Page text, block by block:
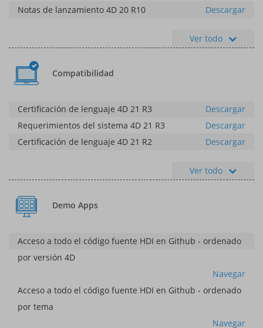
Notas de lanzamiento 4D 20 R10
Descargar
Ver todo
Compatibilidad
Certificación de lenguaje 4D 21 R3
Descargar
Requerimientos del sistema 4D 21 R3
Descargar
Certificación de lenguaje 4D 21 R2
Descargar
Ver todo
Demo Apps
Acceso a todo el código fuente HDI en Github - ordenado
por versión 4D
Navegar
Acceso a todo el código fuente HDI en Github - ordenado
por tema
Navegar